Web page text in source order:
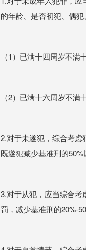
的年龄、是否初犯、偶
（1）已满十四周岁不满
（2）已满十六周岁不满
2.对于未遂犯，综合考
既遂犯减少基准刑的50%
3.对于从犯，应当综合
罚，减少基准刑的20%-